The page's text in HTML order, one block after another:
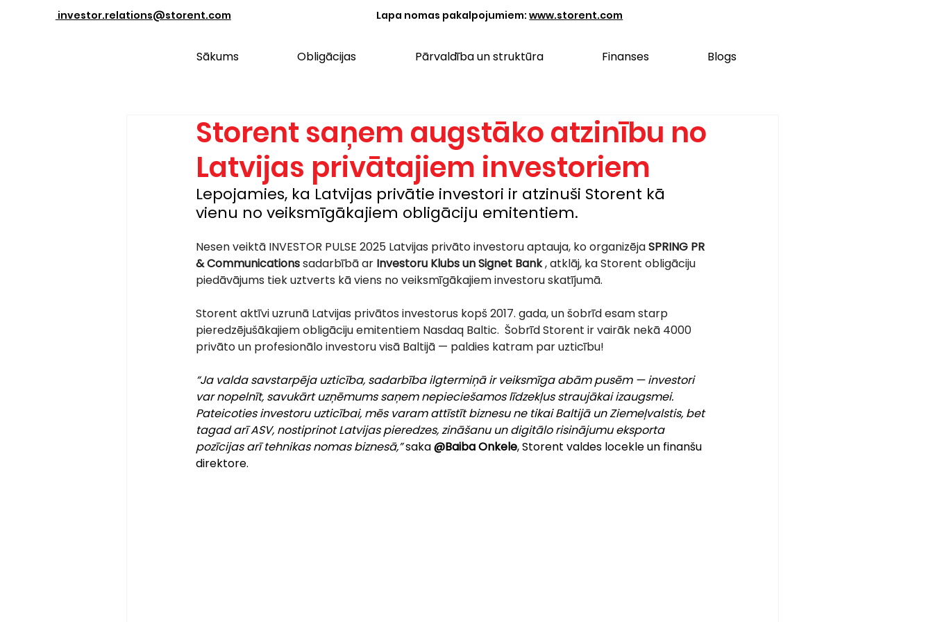
investor.relations@storent.com Lapa nomas pakalpojumiem:www.storent.com
Sākums Obligācijas Pārvaldība un struktūra Finanses Blogs
Storent saņem augstāko atzinību no
Latvijas privātajiem investoriem
Lepojamies, ka Latvijas privātie investori ir atzinuši Storent kā
vienu no veiksmīgākajiem obligāciju emitentiem.
Nesen veiktā INVESTOR PULSE 2025 Latvijas privāto investoru aptauja, ko organizēja SPRING PR
& Communications sadarbībā ar Investoru Klubs un Signet Bank , atklāj, ka Storent obligāciju
piedāvājums tiek uztverts kā viens no veiksmīgākajiem investoru skatījumā.
Storent aktīvi uzrunā Latvijas privātos investorus kopš 2017. gada, un šobrīd esam starp
pieredzējušākajiem obligāciju emitentiem Nasdaq Baltic. ​ Šobrīd Storent ir vairāk nekā 4000
privāto un profesionālo investoru visā Baltijā — paldies katram par uzticību!
“Ja valda savstarpēja uzticība, sadarbība ilgtermiņā ir veiksmīga abām pusēm — investori
var nopelnīt, savukārt uzņēmums saņem nepieciešamos līdzekļus straujākai izaugsmei.
Pateicoties investoru uzticībai, mēs varam attīstīt biznesu ne tikai Baltijā un Ziemeļvalstis, bet
tagad arī ASV, nostiprinot Latvijas pieredzes, zināšanu un digitālo risinājumu eksporta
pozīcijas arī tehnikas nomas biznesā,” saka @Baiba Onkele, Storent valdes locekle un finanšu
direktore.